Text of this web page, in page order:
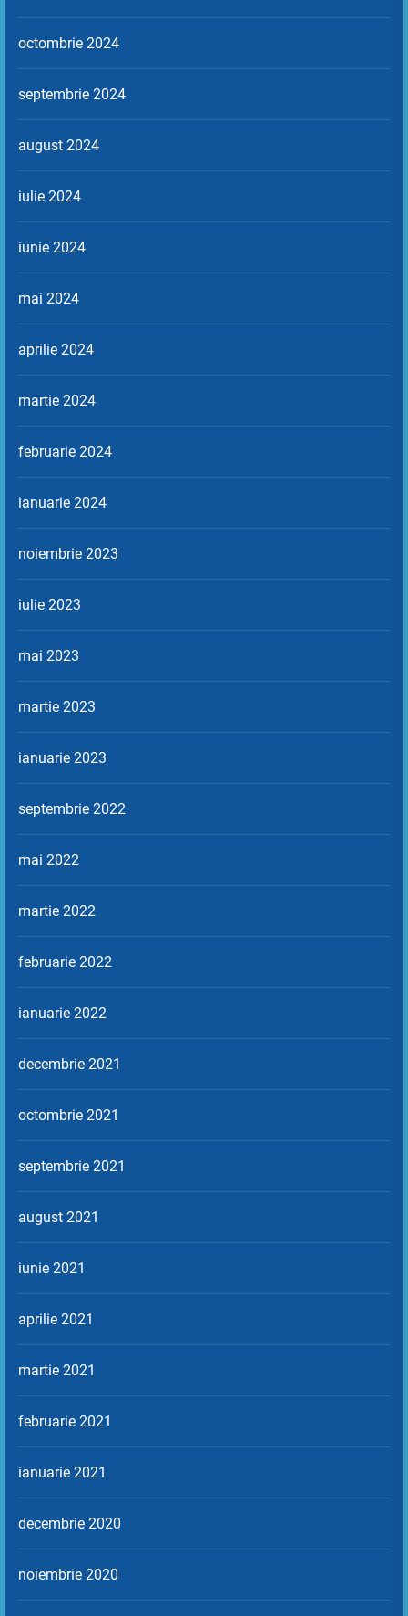
octombrie 2024
septembrie 2024
august 2024
iulie 2024
iunie 2024
mai 2024
aprilie 2024
martie 2024
februarie 2024
ianuarie 2024
noiembrie 2023
iulie 2023
mai 2023
martie 2023
ianuarie 2023
septembrie 2022
mai 2022
martie 2022
februarie 2022
ianuarie 2022
decembrie 2021
octombrie 2021
septembrie 2021
august 2021
iunie 2021
aprilie 2021
martie 2021
februarie 2021
ianuarie 2021
decembrie 2020
noiembrie 2020